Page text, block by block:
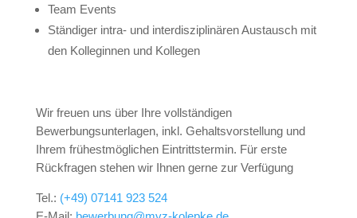
Team Events
Ständiger intra- und interdisziplinären Austausch mit
den Kolleginnen und Kollegen
Wir freuen uns über Ihre vollständigen
Bewerbungsunterlagen, inkl. Gehaltsvorstellung und
Ihrem frühestmöglichen Eintrittstermin. Für erste
Rückfragen stehen wir Ihnen gerne zur Verfügung
Tel.: (+49) 07141 923 524